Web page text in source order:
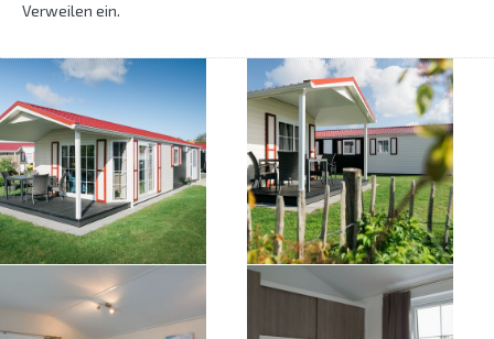
Verweilen ein.